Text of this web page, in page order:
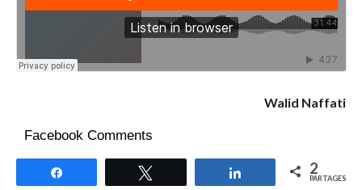
Walid Naffati
Facebook Comments
Partagez 2
PARTAGES